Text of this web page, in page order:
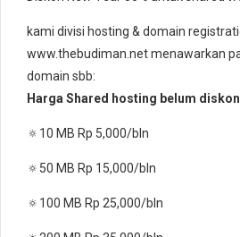
kami divisi hosting & domain
www.thebudiman.net menawarkan
domain sbb:
Harga Shared hosting belum diskon
🔅10 MB Rp 5,000/bln
🔅50 MB Rp 15,000/bln
🔅100 MB Rp 25,000/bln